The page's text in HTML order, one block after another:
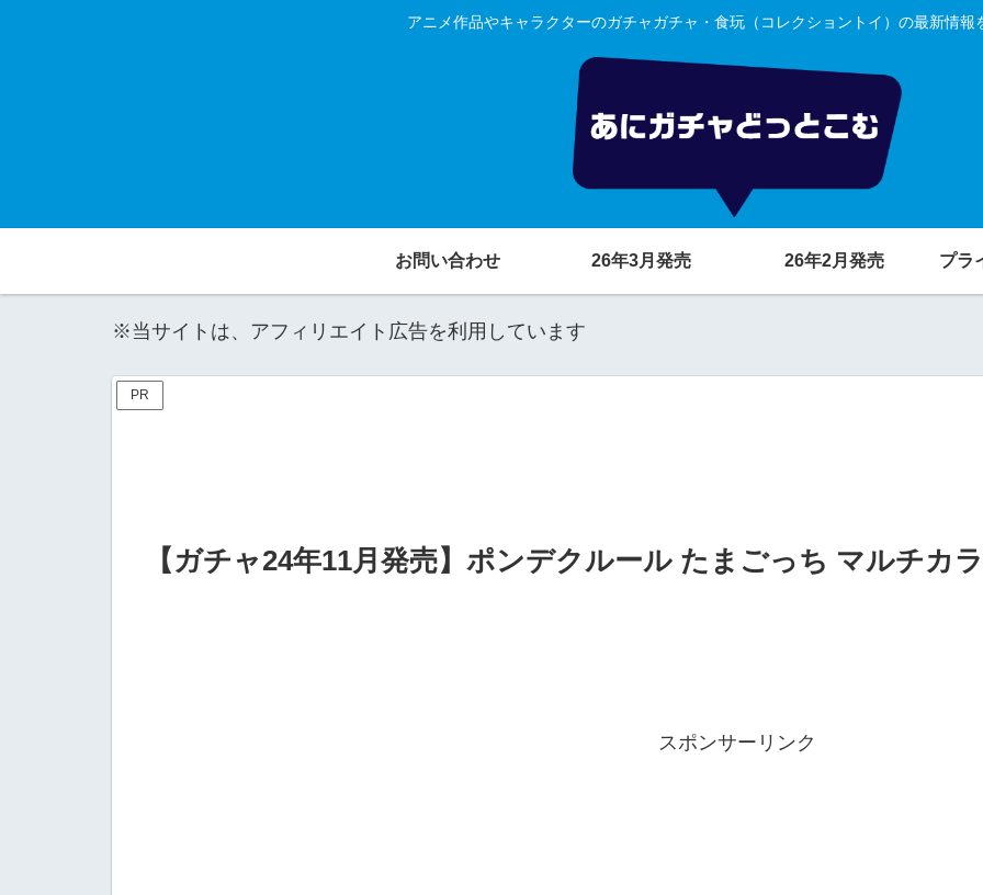
アニメ作品やキャラクターのガチャガチャ・食玩（コレクショントイ）の最新情報
お問い合わせ 26年3月発売 26年2月発売 プラ
※当サイトは、アフィリエイト広告を利用しています
PR
【ガチャ24年11月発売】ポンデクルール たまごっち マルチカ
スポンサーリンク